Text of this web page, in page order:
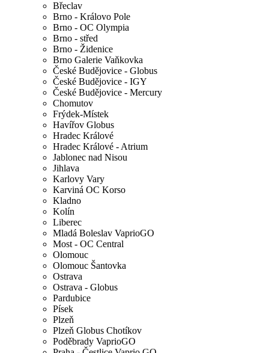
Břeclav
Brno - Královo Pole
Brno - OC Olympia
Brno - střed
Brno - Židenice
Brno Galerie Vaňkovka
České Budějovice - Globus
České Budějovice - IGY
České Budějovice - Mercury
Chomutov
Frýdek-Místek
Havířov Globus
Hradec Králové
Hradec Králové - Atrium
Jablonec nad Nisou
Jihlava
Karlovy Vary
Karviná OC Korso
Kladno
Kolín
Liberec
Mladá Boleslav VaprioGO
Most - OC Central
Olomouc
Olomouc Šantovka
Ostrava
Ostrava - Globus
Pardubice
Písek
Plzeň
Plzeň Globus Chotíkov
Poděbrady VaprioGO